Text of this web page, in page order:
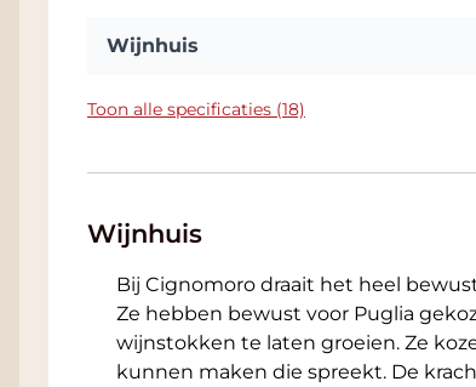
Wijnhuis
Toon alle specificaties (18)
Wijnhuis
Bij Cignomoro draait het heel
Ze hebben bewust voor Puglia
wijnstokken te laten groeien. Ze
kunnen maken die spreekt. De